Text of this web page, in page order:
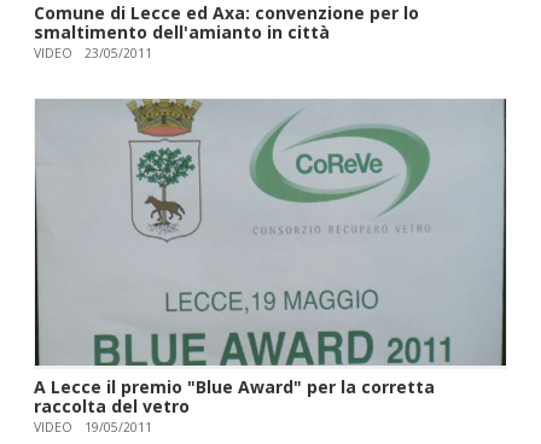
Comune di Lecce ed Axa: convenzione per lo
smaltimento dell'amianto in città
VIDEO 23/05/2011
A Lecce il premio "Blue Award" per la corretta
raccolta del vetro
VIDEO 19/05/2011